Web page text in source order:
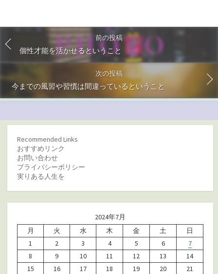
前の投稿
個性才能を活かせるということ
次の投稿
今までの風習や習慣は間違っているということ
Recommended Links
おすすめリンク
お問い合わせ
プライバシーポリシー
実りある人生を
2024年7月
月
火 水 木 金 土
日
1
2 3 4 5 6
7
8
9 10 11 12 13
14
15
16 17 18 19 20
21